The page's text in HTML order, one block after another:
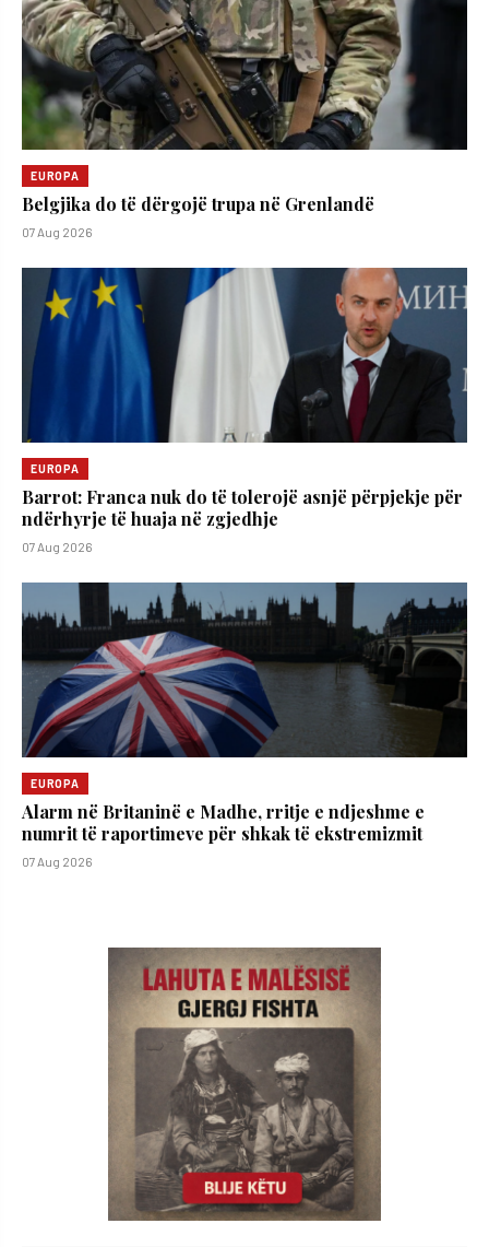
EUROPA
Belgjika do të dërgojë trupa në Grenlandë
07 Aug 2026
EUROPA
Barrot: Franca nuk do të tolerojë asnjë përpjekje për
ndërhyrje të huaja në zgjedhje
07 Aug 2026
EUROPA
Alarm në Britaninë e Madhe, rritje e ndjeshme e
numrit të raportimeve për shkak të ekstremizmit
07 Aug 2026